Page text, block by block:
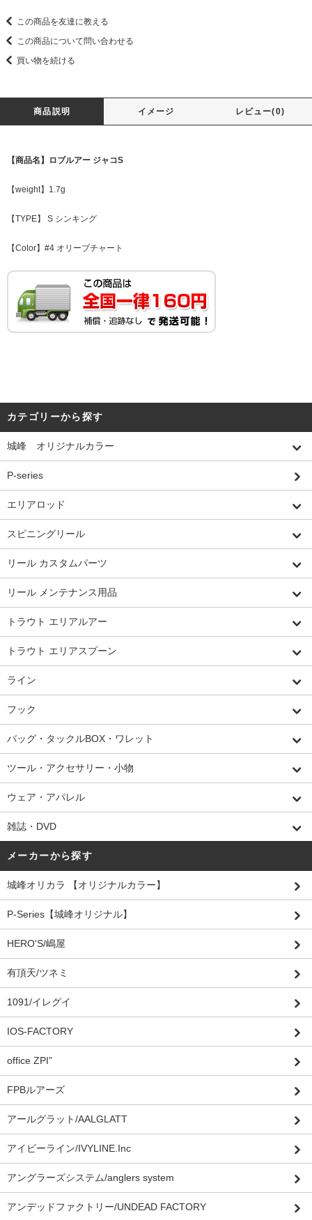
この商品を友達に教える
この商品について問い合わせる
買い物を続ける
商品説明 イメージ レビュー(0)
【商品名】ロブルアー ジャコS
【weight】1.7g
【TYPE】 S シンキング
【Color】#4 オリーブチャート
カテゴリーから探す
城峰 オリジナルカラー
P-series
エリアロッド
スピニングリール
リール カスタムパーツ
リール メンテナンス用品
トラウト エリアルアー
トラウト エリアスプーン
ライン
フック
バッグ・タックルBOX・ワレット
ツール・アクセサリー・小物
ウェア・アパレル
雑誌・DVD
メーカーから探す
城峰オリカラ 【オリジナルカラー】
P-Series【城峰オリジナル】
HERO'S/嶋屋
有頂天/ツネミ
1091/イレグイ
IOS-FACTORY
office ZPI”
FPBルアーズ
アールグラット/AALGLATT
アイビーライン/IVYLINE.Inc
アングラーズシステム/anglers system
アンデッドファクトリー/UNDEAD FACTORY